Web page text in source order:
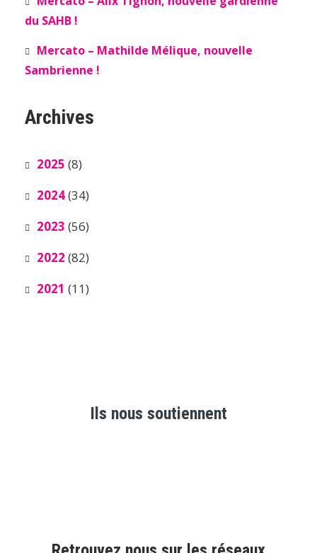
du SAHB !
Mercato – Mathilde Mélique, nouvelle
Sambrienne !
Archives
2025 (8)
2024(34)
2023 (56)
2022 (82)
2021 (11)
Ils nous soutiennent